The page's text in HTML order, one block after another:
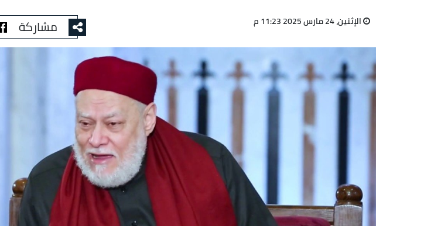
الإثنين، 24 مارس 2025 11:23 م مشاركة